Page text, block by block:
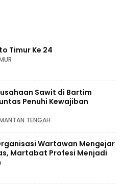
Timur Ke 24
Sawit di Bartim
Penuhi Kewajiban
TENGAH
Wartawan Mengejar
Martabat Profesi Menjadi